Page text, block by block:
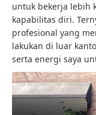
untuk bekerja lebih
kapabilitas diri.
profesional yang
lakukan di luar
serta energi saya